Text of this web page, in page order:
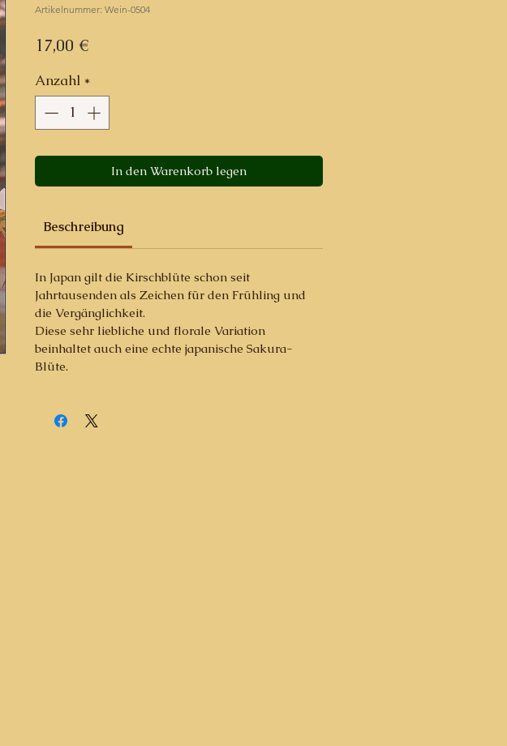
Artikelnummer: Wein-0504
17,00 €Preis
Anzahl *
In den Warenkorb legen
Beschreibung
In Japan gilt die Kirschblüte schon seit
Jahrtausenden als Zeichen für den Frühling und
die Vergänglichkeit.
Diese sehr liebliche und florale Variation
beinhaltet auch eine echte japanische Sakura-
Blüte.